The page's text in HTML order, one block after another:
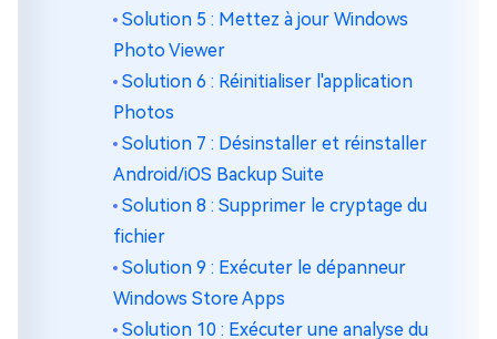
Solution 5 : Mettez à jour Windows
Photo Viewer
Solution 6 : Réinitialiser l'application
Photos
Solution 7 : Désinstaller et réinstaller
Android/iOS Backup Suite
Solution 8 : Supprimer le cryptage du
fichier
Solution 9 : Exécuter le dépanneur
Windows Store Apps
Solution 10 : Exécuter une analyse du